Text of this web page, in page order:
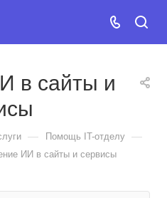
в сайты и
— Помощь IT-отделу —
ИИ в сайты и сервисы